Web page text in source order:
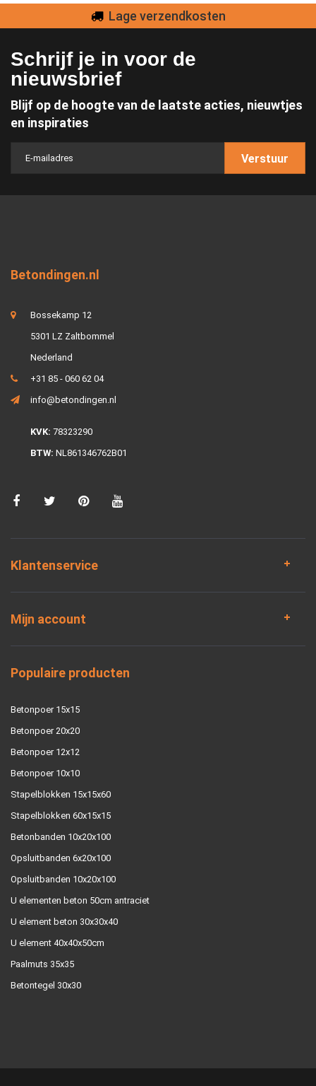
Lage verzendkosten
Schrijf je in voor de
nieuwsbrief
Blijf op de hoogte van de laatste acties, nieuwtjes
en inspiraties
Verstuur
Betondingen.nl
Bossekamp 12
5301 LZ Zaltbommel
Nederland
+31 85 - 060 62 04
info@betondingen.nl
KVK: 78323290
BTW: NL861346762B01
Klantenservice
Mijn account
Populaire producten
Betonpoer 15x15
Betonpoer 20x20
Betonpoer 12x12
Betonpoer 10x10
Stapelblokken 15x15x60
Stapelblokken 60x15x15
Betonbanden 10x20x100
Opsluitbanden 6x20x100
Opsluitbanden 10x20x100
U elementen beton 50cm antraciet
U element beton 30x30x40
U element 40x40x50cm
Paalmuts 35x35
Betontegel 30x30